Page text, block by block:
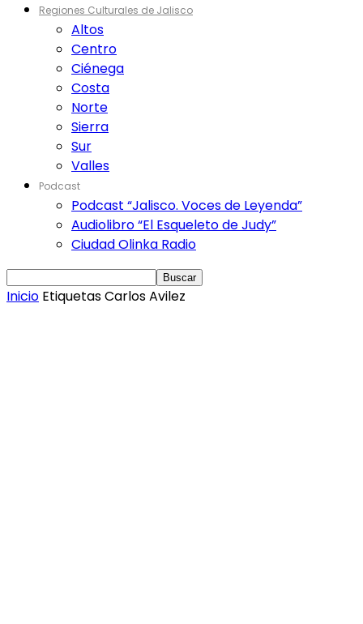
Regiones Culturales de Jalisco
Altos
Centro
Ciénega
Costa
Norte
Sierra
Sur
Valles
Podcast
Podcast “Jalisco. Voces de Leyenda”
Audiolibro “El Esqueleto de Judy”
Ciudad Olinka Radio
Inicio EtiquetasCarlos Avilez